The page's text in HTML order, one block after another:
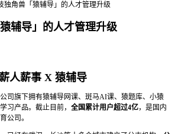
独角兽「猿辅导」的人才管理升级
辅导」的人才管理升级
薪人薪事 X 猿辅导
司旗下拥有猿辅导网课、斑马AI课、猿题库、小猿
习产品。截止目前， 全国累计用户超过4亿，是国内
公司。